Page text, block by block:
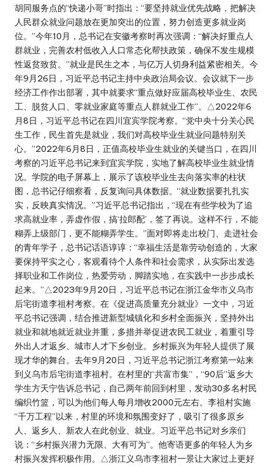
胡同服务点的“快递小哥”时指出：“要坚持就业优先战略，把解决
人民群众就业问题放在更加突出的位置，努力创造更多就业岗
位。”今年10月，总书记在安徽考察时再次强调：“解决好重点人
群就业，完善农村低收入人口常态化帮扶政策，确保不发生规模
性返贫致贫。”就业是民生之本，与亿万人切身利益紧密相关。今
年9月26日，习近平总书记主持中央政治局会议。会议就下一步
经济工作作出部署，其中就要求“重点做好应届高校毕业生、农民
工、脱贫人口、零就业家庭等重点人群就业工作”。△2022年6
月8日，习近平总书记在四川宜宾学院考察。“党中央十分关心民
生工作，民生首先是就业，我们对高校毕业生就业问题特别关
心。”2022年6月8日，正值高校毕业生就业的关键当口，在四川
考察的习近平总书记来到宜宾学院，实地了解高校毕业生就业情
况。学院的电子屏幕上，展示了该校毕业生去向落实率的柱状
图，总书记仔细察看，反复询问具体数据。“就业数据要扎扎实
实，反映真实情况。”习近平总书记指出，“现在有些学校为了追
求高就业率，弄虚作假，搞‘拉郎配’，签了再说。这样不行，不能
糊弄上级部门，更不能糊弄学生。”面对即将走出校门、走进社会
的青年学子，总书记话语谆谆：“幸福生活是靠劳动创造的，大家
要保持平实之心，客观看待个人条件和社会需求，从实际出发选
择职业和工作岗位，热爱劳动，脚踏实地，在实践中一步步成长
起来。”△2023年9月20日，习近平总书记在浙江金华市义乌市
后宅街道李祖村考察。在《促进高质量充分就业》一文中，习近
平总书记强调，结合推进新型城镇化和乡村全面振兴，坚持外出
就业和就地就近就业并重，多措并举促进农民工就业，着重引导
外出人才返乡、城市人才下乡创业。乡村振兴为年轻人提供了展
现才华的舞台。去年9月20日，习近平总书记浙江考察第一站来
到义乌市后宅街道李祖村。在村里的“共富市集”，“90后”返乡大
学生方天宁告诉总书记，自己两年前回到村里，发动30多名村民
编织竹篮，可以为他们每人每月增收2000元左右。李祖村实施
“千万工程”以来，村里的环境和氛围变好了，吸引了很多原乡
人、返乡人、新农人在此创业、就业。习近平总书记对乡亲们
说：“乡村振兴潜力无限、大有可为”。他寄语更多的年轻人为乡
村振兴发挥积极作用。△浙江义乌市李祖村一景让大家过上更好